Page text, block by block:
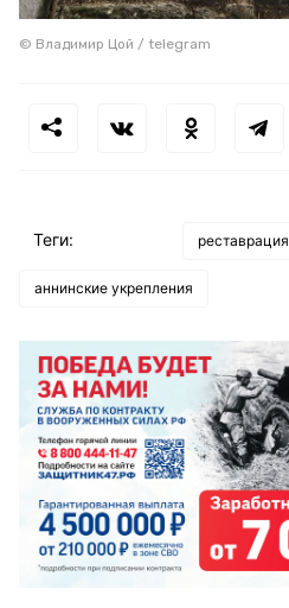
© Владимир Цой / telegram
Теги: реставрация
аннинские укрепления